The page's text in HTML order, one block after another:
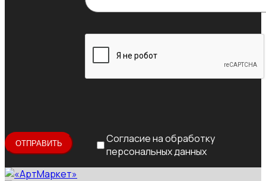
Согласие на обработку
персональных данных